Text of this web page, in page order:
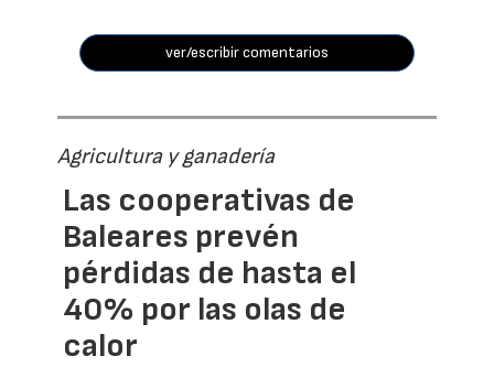
ver/escribir comentarios
Agricultura y ganadería
Las cooperativas de
Baleares prevén
pérdidas de hasta el
40% por las olas de
calor